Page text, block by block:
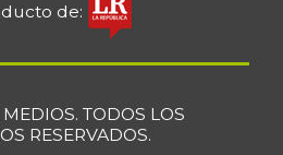
de:
TODOS LOS
RESERVADOS.